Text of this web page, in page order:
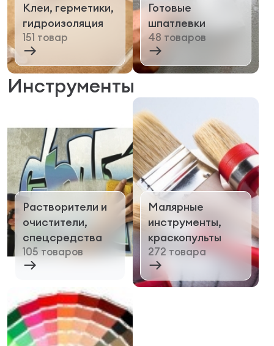
Клеи, герметики,
гидроизоляция
151 товар
Готовые
шпатлевки
48 товаров
Инструменты
Растворители и
очистители,
спецсредства
105 товаров
Малярные
инструменты,
краскопульты
272 товара